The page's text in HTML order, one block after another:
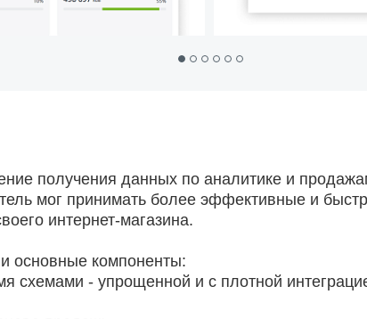
получения данных по аналитике и
мог принимать более эффективные и
интернет-магазина.
основные компоненты:
схемами - упрощенной и с плотной